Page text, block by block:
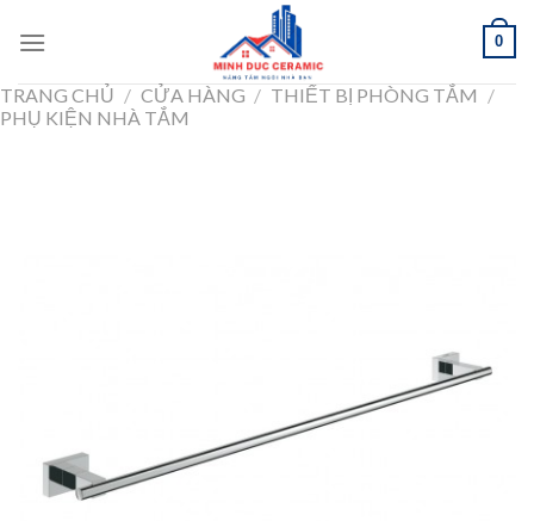
0
TRANG CHỦ / CỬA HÀNG / THIẾT BỊ PHÒNG TẮM /
PHỤ KIỆN NHÀ TẮM